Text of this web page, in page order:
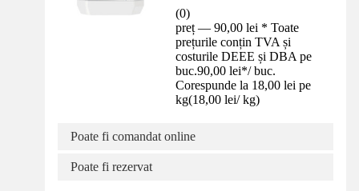
(0)
preț — 90,00 lei * Toate
prețurile conțin TVA și
costurile DEEE și DBA pe
buc.90,00 lei*/ buc.
Corespunde la 18,00 lei pe
kg(18,00 lei/ kg)
Poate fi comandat online
Poate fi rezervat